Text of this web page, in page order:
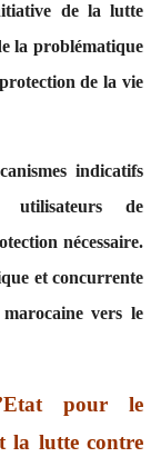
de la lutte
la problématique
de la vie
indicatifs
utilisateurs de
nécessaire.
et concurrente
vers le
pour le
la lutte contre